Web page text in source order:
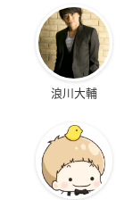
浪川大輔